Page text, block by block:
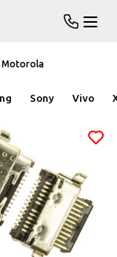
Sony Vivo
Motorola